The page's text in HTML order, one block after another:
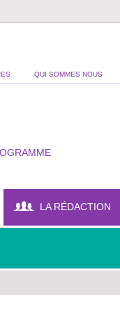
QUI SOMMES NOUS
LA RÉDACTION